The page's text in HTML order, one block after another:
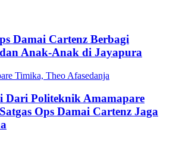
Damai Cartenz Berbagi
Anak-Anak di Jayapura
Dari Politeknik Amamapare
Ops Damai Cartenz Jaga